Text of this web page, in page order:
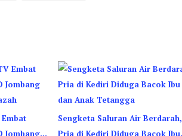
Jombang
Sengketa Saluran Air Berdarah,
Pria di Kediri Diduga Bacok Ibu